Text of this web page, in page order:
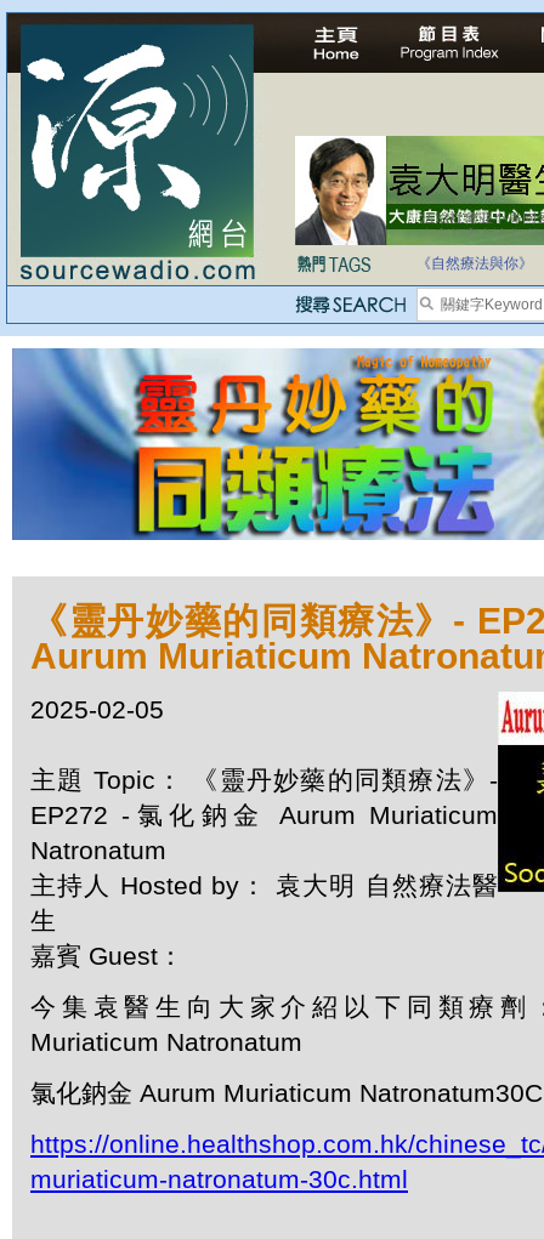
自家教育合法化-
《自然療法與你》
《靈丹妙藥的同類療法》-
Aurum Muriaticum
2025-02-05
主題 Topic： 《靈丹妙藥的同類療法》-
EP272 -氯化鈉金 Aurum Muriaticum
Natronatum
主持人 Hosted by： 袁大明 自然療法醫
生
嘉賓 Guest：
今集袁醫生向大家介紹以下同類療劑
Muriaticum Natronatum
氯化鈉金 Aurum Muriaticum
https://online.healthshop.com.hk/
muriaticum-natronatum-30c.html